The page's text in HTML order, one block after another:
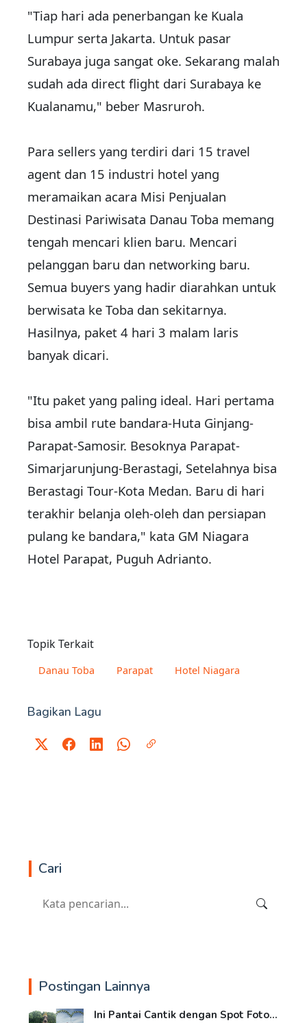
"Tiap hari ada penerbangan ke Kuala
Lumpur serta Jakarta. Untuk pasar
Surabaya juga sangat oke. Sekarang malah
sudah ada direct flight dari Surabaya ke
Kualanamu," beber Masruroh.
Para sellers yang terdiri dari 15 travel
agent dan 15 industri hotel yang
meramaikan acara Misi Penjualan
Destinasi Pariwisata Danau Toba memang
tengah mencari klien baru. Mencari
pelanggan baru dan networking baru.
Semua buyers yang hadir diarahkan untuk
berwisata ke Toba dan sekitarnya.
Hasilnya, paket 4 hari 3 malam laris
banyak dicari.
"Itu paket yang paling ideal. Hari pertama
bisa ambil rute bandara-Huta Ginjang-
Parapat-Samosir. Besoknya Parapat-
Simarjarunjung-Berastagi, Setelahnya bisa
Berastagi Tour-Kota Medan. Baru di hari
terakhir belanja oleh-oleh dan persiapan
pulang ke bandara," kata GM Niagara
Hotel Parapat, Puguh Adrianto.
Topik Terkait
Danau Toba Parapat Hotel Niagara
Bagikan Lagu
Cari
Postingan Lainnya
Ini Pantai Cantik dengan Spot Foto...